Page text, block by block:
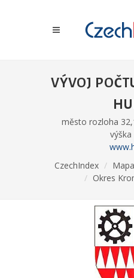
VÝVOJ
město rozloha
CzechIndex
Okres